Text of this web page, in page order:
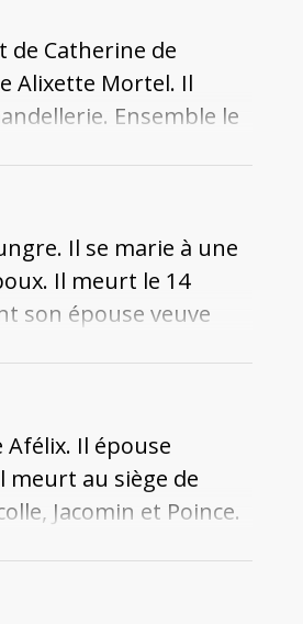
de Catherine de
Alixette Mortel. Il
Ensemble le
Il se marie à une
Il meurt le 14
son épouse veuve
Il épouse
meurt au siège de
Jacomin et Poince.